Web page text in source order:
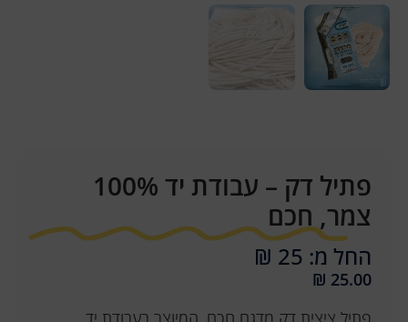
פתיל דק – עבודת יד 100%
צמר, חכם
החל מ: 25 ₪
₪ 25.00
פתיל ציצית דק מדגם חכם, המיוצר בעבודת יד